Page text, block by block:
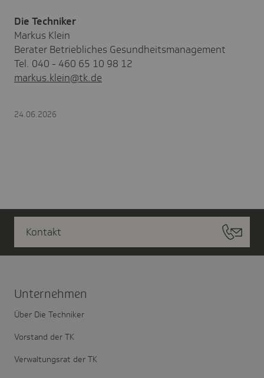
Die Techniker
Markus Klein
Berater Betriebliches Gesundheitsmanagement
Tel. 040 - 460 65 10 98 12
markus.klein@tk.de
24.06.2026
Kontakt
Unter­nehmen
Über Die Techniker
Vorstand der TK
Verwaltungsrat der TK